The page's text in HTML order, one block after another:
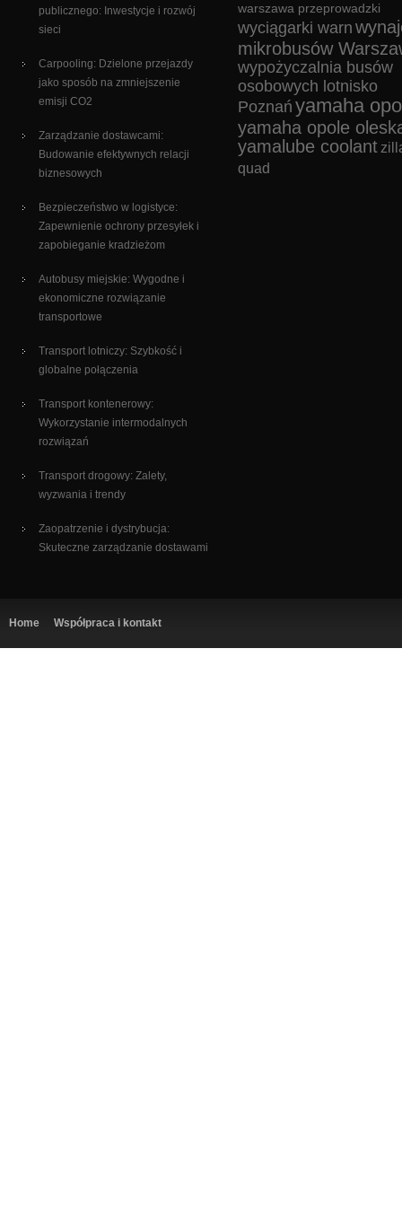
publicznego: Inwestycje i rozwój
sieci
Carpooling: Dzielone przejazdy
jako sposób na zmniejszenie
emisji CO2
Zarządzanie dostawcami:
Budowanie efektywnych relacji
biznesowych
Bezpieczeństwo w logistyce:
Zapewnienie ochrony przesyłek i
zapobieganie kradzieżom
Autobusy miejskie: Wygodne i
ekonomiczne rozwiązanie
transportowe
Transport lotniczy: Szybkość i
globalne połączenia
Transport kontenerowy:
Wykorzystanie intermodalnych
rozwiązań
Transport drogowy: Zalety,
wyzwania i trendy
Zaopatrzenie i dystrybucja:
Skuteczne zarządzanie dostawami
warszawa przeprowadzki
wyciągarki warn
mikrobusów
wypożyczalnia busów
osobowych lotnisko
Poznań yamaha
yamaha opole
yamalube coolant
quad
Home Współpraca i kontakt